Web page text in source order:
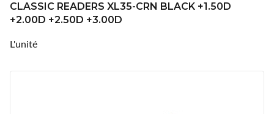
CLASSIC READERS XL35-CRN BLACK +1.50D
+2.00D +2.50D +3.00D
L'unité